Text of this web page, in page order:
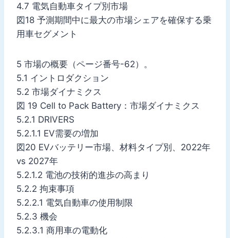
4.7 電気自動車タイプ別市場
図18 予測期間中に最大の市場シェアを確保する乗
用車セグメント
5 市場の概要（ページ番号-62）。
5.1 イントロダクション
5.2 市場ダイナミクス
図 19 Cell to Pack Battery：市場ダイナミクス
5.2.1 DRIVERS
5.2.1.1 EV需要の増加
図20 EVバッテリー市場、材料タイプ別、2022年
vs 2027年
5.2.1.2 電池の技術的進歩の高まり
5.2.2 拘束事項
5.2.2.1 電気自動車の使用制限
5.2.3 機会
5.2.3.1 商用車の電動化